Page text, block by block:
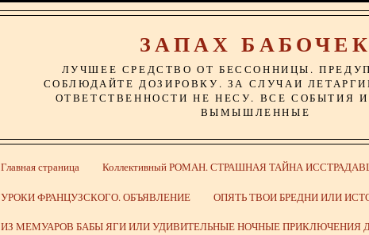
ЗАПАХ БАБОЧЕК
ЛУЧШЕЕ СРЕДСТВО ОТ БЕССОННИЦЫ.
СОБЛЮДАЙТЕ ДОЗИРОВКУ. ЗА СЛУЧАИ
ОТВЕТСТВЕННОСТИ НЕ НЕСУ. ВСЕ СОБЫТИЯ
ВЫМЫШЛЕННЫЕ
Главная страница Коллективный РОМАН. СТРАШНАЯ ТАЙНА
УРОКИ ФРАНЦУЗСКОГО. ОБЪЯВЛЕНИЕ ОПЯТЬ ТВОИ БРЕДНИ ИЛИ
ИЗ МЕМУАРОВ БАБЫ ЯГИ ИЛИ УДИВИТЕЛЬНЫЕ НОЧНЫЕ ПРИКЛЮЧЕНИЯ